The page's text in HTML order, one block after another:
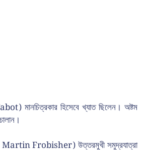
মানচিত্রকার হিসেবে খ্যাত ছিলেন। অষ্টম
Martin Frobisher) উত্তরমুখী সমুদ্রযাত্রা